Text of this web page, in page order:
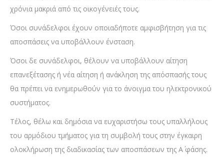
χρόνια μακριά από τις οικογένειές τους.
Όσοι συνάδελφοι έχουν οποιαδήποτε αμφισβήτηση για τις
αποσπάσεις να υποβάλλουν ένσταση.
Όσοι δε συνάδελφοι, θέλουν να υποβάλλουν αίτηση
επανεξέτασης ή νέα αίτηση ή ανάκληση της απόσπασής τους
θα πρέπει να ενημερωθούν για το άνοιγμα του ηλεκτρονικού
συστήματος.
Τέλος, θέλω και δημόσια να ευχαριστήσω τους υπαλλήλους
του αρμόδιου τμήματος για τη συμβολή τους στην έγκαιρη
ολοκλήρωση της διαδικασίας των αποσπάσεων της Α΄ φάσης.